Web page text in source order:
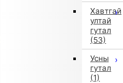
Хавтгай
ултай
гутал
(53)
Усны
гутал
(1)